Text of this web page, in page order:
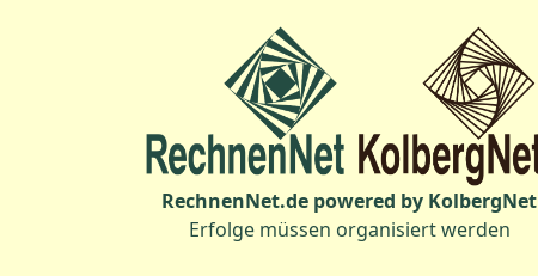
RechnenNet.de powered by KolbergNet
Erfolge müssen organisiert werden